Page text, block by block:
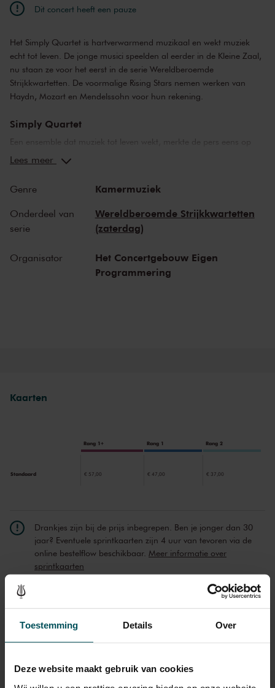
Toestemming Details Over
Deze website maakt gebruik van cookies
Dit concert heeft een pauze
Het Simply Quartet is hartverwarmend muzikaal en wekt muziek
echt tot leven. De jonge musici speelden al eerder in de Kleine Zaal,
nu staan ze voor het eerst in de serie Wereldberoemde
Strijkkwartetten. De voormalige Rising Stars nemen werken van
Haydn, Mozart en Mendelssohn voor hun rekening.
Simply Quartet
Een ensemble dat muziek tot leven wekt, merkte de pers eens op
over het Simply Quartet – groter kan een compliment niet zijn. Dit in
vanavond spelen de musici, na eerdere optredens in de Kleine Zaal,
hun eerste concert in de serie Wereldberoemde Strijkkwartetten. De
muzikaliteit van het viertal is hartverwarmend en in ieder idioom
even sterk hoorbaar. Vandaag nemen de voormalige Rising Stars
Mozart en Mendelssohn
sprankelende virtuositeit aan toe. Bijna zestig jaar scheiden deze
Lees meer
Genre Kamermuziek
Onderdeel van
serie
Wereldberoemde Strijkkwartetten
(zaterdag)
Organisator
Het Concertgebouw Eigen
Programmering
Kaarten
Rang 1+ Rang 1 Rang 2
Standaard € 57,00 € 47,00 € 37,00
Drankjes zijn bij de prijs inbegrepen. Ben je jonger dan 30
jaar? Eventuele sprintkaarten zijn 4 uur van tevoren via de
online bestelflow beschikbaar. Meer informatie over
sprintkaarten
Prijzen zijn exclusief transactiekosten: € 5 per bestelling. Wilt
020 – 671 83 45.